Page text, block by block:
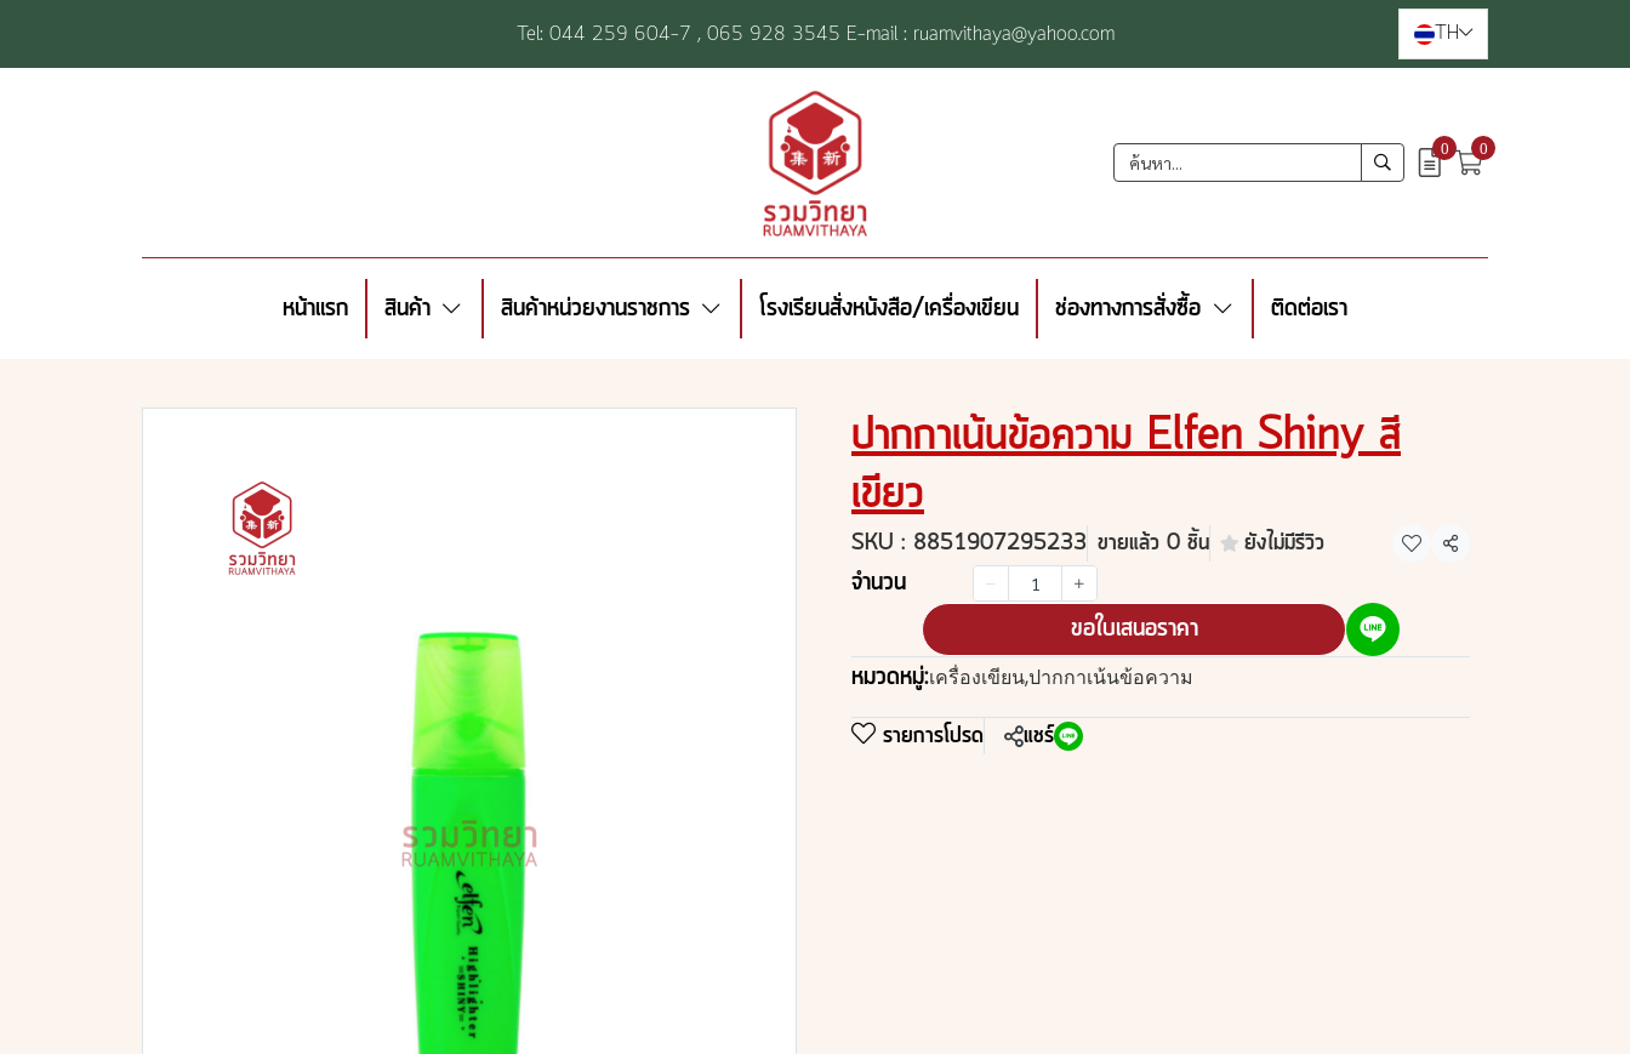
Tel: 044 259 604-7 ,065 928 3545 E-mail : ruamvithaya@yahoo.com TH
0 0
หน้าแรก สินค้า สินค้าหน่วยงานราชการ โรงเรียนสั่งหนังสือ/เครื่องเขียน ช่องทางการสั่งซื้อ ติดต่อเรา
ปากกาเน้นข้อความ Elfen Shiny สี
เขียว
SKU : 8851907295233 ขายแล้ว 0 ชิ้น ยังไม่มีรีวิว
แชร์
จำนวน
ขอใบเสนอราคา
หมวดหมู่:เครื่องเขียน,ปากกาเน้นข้อความ
รายการโปรด แชร์